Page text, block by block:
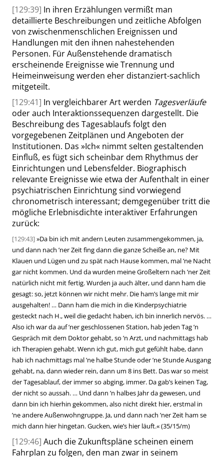
[129:39] In ihren Erzählungen vermißt man
detaillierte Beschreibungen und zeitliche Abfolgen
von zwischenmenschlichen Ereignissen und
Handlungen mit den ihnen nahestehenden
Personen. Für Außenstehende dramatisch
erscheinende Ereignisse wie Trennung und
Heimeinweisung werden eher distanziert-sachlich
mitgeteilt.
[129:41] In vergleichbarer Art werden Tagesverläufe
oder auch Interaktionssequenzen dargestellt. Die
Beschreibung des Tagesablaufs folgt den
vorgegebenen Zeitplänen und Angeboten der
Institutionen. Das »Ich« nimmt selten gestaltenden
Einfluß, es fügt sich scheinbar dem Rhythmus der
Einrichtungen und Lebensfelder. Biographisch
relevante Ereignisse wie etwa der Aufenthalt in einer
psychiatrischen Einrichtung sind vorwiegend
chronometrisch interessant; demgegenüber tritt die
mögliche Erlebnisdichte interaktiver Erfahrungen
zurück:
[129:43]»Da bin ich mit andern Leuten zusammengekommen, ja,
und dann nach ’ner Zeit fing dann die ganze Scheiße an, ne? Mit
Klauen und Lügen und zu spät nach Hause kommen, mal ’ne Nacht
gar nicht kommen. Und da wurden meine Großeltern nach ’ner Zeit
natürlich nicht mit fertig. Wurden ja auch älter, und dann ham die
gesagt: so, jetzt können wir nicht mehr. Die ham’s lange mit mir
ausgehalten! … Dann ham die mich in die Kinderpsychiatrie
gesteckt nach H., weil die gedacht haben, ich bin innerlich nervös. …
Also ich war da auf ’ner geschlossenen Station, hab jeden Tag ’n
Gespräch mit dem Doktor gehabt, so ’n Arzt, und nachmittags hab
ich Therapien gehabt. Wenn ich gut, mich gut gefühlt habe, dann
hab ich nachmittags mal ’ne halbe Stunde oder ’ne Stunde Ausgang
gehabt, na, dann wieder rein, dann um 8 ins Bett. Das war so meist
der Tagesablauf, der immer so abging, immer. Da gab’s keinen Tag,
der nicht so aussah. … Und dann ’n halbes Jahr da gewesen, und
dann bin ich hierhin gekommen, also nicht direkt hier, erstmal in
’ne andere Außenwohngruppe. Ja, und dann nach ’ner Zeit ham se
mich dann hier hingetan. Gucken, wie’s hier läuft.«(35/15/m)
[129:46] Auch die Zukunftspläne scheinen einem
Fahrplan zu folgen, den man zwar in seinem